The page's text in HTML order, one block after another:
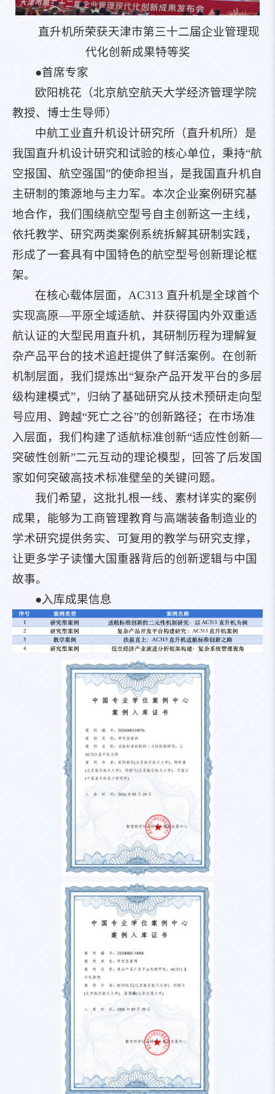
直升机所荣获天津市第三十二届企业管理现
代化创新成果特等奖
●首席专家
欧阳桃花（北京航空航天大学经济管理学院
教授、博士生导师）
中航工业直升机设计研究所（直升机所）是
我国直升机设计研究和试验的核心单位，秉持“航
空报国、航空强国”的使命担当，是我国直升机自
主研制的策源地与主力军。本次企业案例研究基
地合作，我们围绕航空型号自主创新这一主线，
依托教学、研究两类案例系统拆解其研制实践，
形成了一套具有中国特色的航空型号创新理论框
架。
在核心载体层面，AC313 直升机是全球首个
实现高原—平原全域适航、并获得国内外双重适
航认证的大型民用直升机，其研制历程为理解复
杂产品平台的技术追赶提供了鲜活案例。在创新
机制层面，我们提炼出“复杂产品开发平台的多层
级构建模式”，归纳了基础研究从技术预研走向型
号应用、跨越“死亡之谷”的创新路径；在市场准
入层面，我们构建了适航标准创新“适应性创新—
突破性创新”二元互动的理论模型，回答了后发国
家如何突破高技术标准壁垒的关键问题。
我们希望，这批扎根一线、素材详实的案例
成果，能够为工商管理教育与高端装备制造业的
学术研究提供务实、可复用的教学与研究支撑，
让更多学子读懂大国重器背后的创新逻辑与中国
故事。
●入库成果信息